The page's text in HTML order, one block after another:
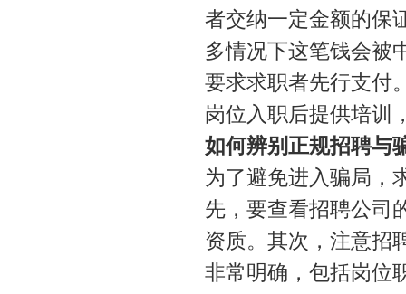
者交纳一定金额的保
多情况下这笔钱会被
要求求职者先行支付
岗位入职后提供培训
如何辨别正规招聘与
为了避免进入骗局，
先，要查看招聘公司
资质。其次，注意招
非常明确，包括岗位